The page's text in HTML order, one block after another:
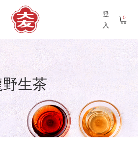
登
入
0
生茶